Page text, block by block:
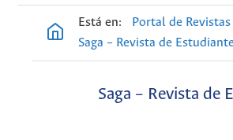
Está en: Portal de Revistas
Saga – Revista de
Saga – Revista de